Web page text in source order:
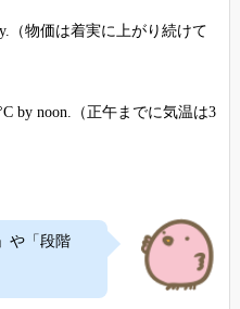
（物価は着実に上がり続けて
by noon.（正午までに気温は3
や「段階